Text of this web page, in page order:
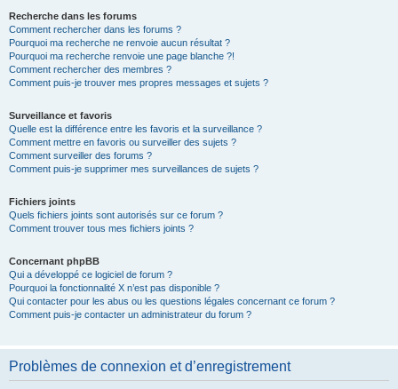
Recherche dans les forums
Comment rechercher dans les forums ?
Pourquoi ma recherche ne renvoie aucun résultat ?
Pourquoi ma recherche renvoie une page blanche ?!
Comment rechercher des membres ?
Comment puis-je trouver mes propres messages et sujets ?
Surveillance et favoris
Quelle est la différence entre les favoris et la surveillance ?
Comment mettre en favoris ou surveiller des sujets ?
Comment surveiller des forums ?
Comment puis-je supprimer mes surveillances de sujets ?
Fichiers joints
Quels fichiers joints sont autorisés sur ce forum ?
Comment trouver tous mes fichiers joints ?
Concernant phpBB
Qui a développé ce logiciel de forum ?
Pourquoi la fonctionnalité X n’est pas disponible ?
Qui contacter pour les abus ou les questions légales concernant ce forum ?
Comment puis-je contacter un administrateur du forum ?
Problèmes de connexion et d’enregistrement